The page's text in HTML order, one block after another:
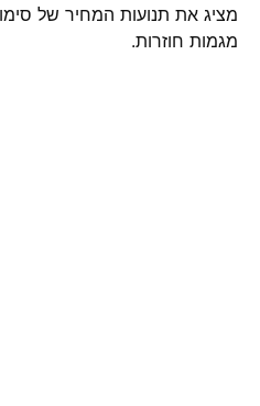
מציג את תנועות המחיר של
מגמות חוזרות.